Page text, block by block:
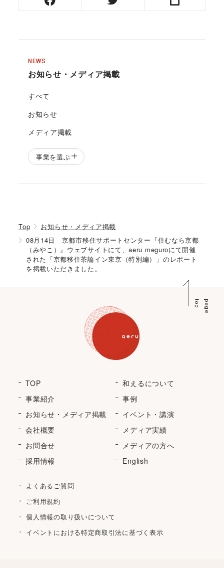
NEWS
お知らせ・メディア掲載
すべて
お知らせ
メディア掲載
事業を選ぶ
Top
お知らせ・メディア掲載
08月14日 京都市移住サポートセンター『住むなら京都
（みやこ）』ウェブサイトにて、aeru meguroにて開催
された「京都移住茶論イン東京（特別編）」のレポート
を掲載いただきました。
p
a
g
e
t
o
p
TOP
和えるについて
事業紹介
事例
お知らせ・メディア掲載
イベント・講演
会社概要
メディア実績
お問合せ
メディアの方へ
採用情報
English
よくあるご質問
ご利用規約
個人情報の取り扱いについて
イベントにおける特定商取引法に基づく表示